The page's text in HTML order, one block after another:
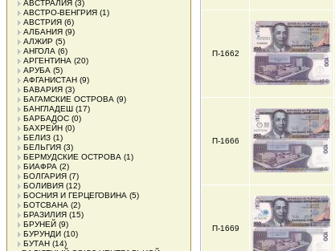
АВСТРАЛИЯ (3)
АВСТРО-ВЕНГРИЯ (1)
АВСТРИЯ (6)
АЛБАНИЯ (9)
АЛЖИР (5)
АНГОЛА (6)
АРГЕНТИНА (20)
АРУБА (5)
АФГАНИСТАН (9)
БАВАРИЯ (3)
БАГАМСКИЕ ОСТРОВА (9)
БАНГЛАДЕШ (17)
БАРБАДОС (0)
БАХРЕЙН (0)
БЕЛИЗ (1)
БЕЛЬГИЯ (3)
БЕРМУДСКИЕ ОСТРОВА (1)
БИАФРА (2)
БОЛГАРИЯ (7)
БОЛИВИЯ (12)
БОСНИЯ И ГЕРЦЕГОВИНА (5)
БОТСВАНА (2)
БРАЗИЛИЯ (15)
БРУНЕЙ (9)
БУРУНДИ (10)
БУТАН (14)
П-1662
П-1666
П-1669